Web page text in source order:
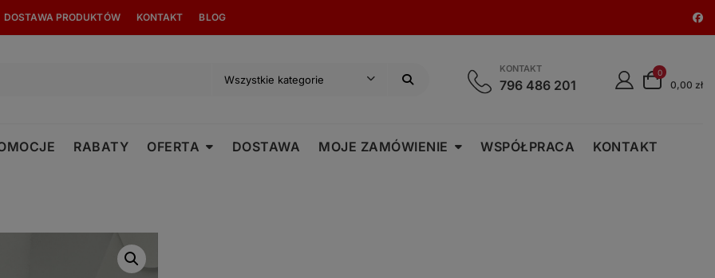
DOSTAWA PRODUKTÓW KONTAKT BLOG
KONTAKT
796 486 201
0
0,00 zł
RABATY OFERTA DOSTAWA MOJE ZAMÓWIENIE WSPÓŁPRACA KONTAKT